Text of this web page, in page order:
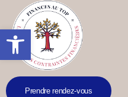
Ouvrir la
Prendre rendez-vous